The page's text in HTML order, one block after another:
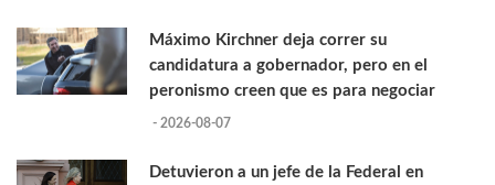
Máximo Kirchner deja correr su
candidatura a gobernador, pero en el
peronismo creen que es para negociar
- 2026-08-07
Detuvieron a un jefe de la Federal en